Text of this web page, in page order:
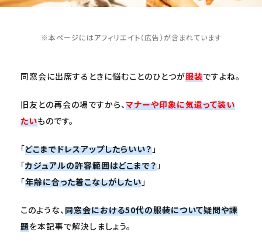
※本ページにはアフィリエイト（広告）が含まれています
同窓会に出席するときに悩むことのひとつが服装ですよね。
旧友との再会の場ですから、マナーや印象に気遣って装い
たいものです。
「どこまでドレスアップしたらいい？」
「カジュアルの許容範囲はどこまで？」
「年齢に合った着こなしがしたい」
このような、同窓会における50代の服装について疑問や課
題を本記事で解決しましょう。